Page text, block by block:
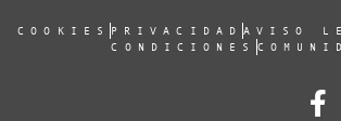
COOKIES PRIVACIDAD AVISO
CONDICIONES